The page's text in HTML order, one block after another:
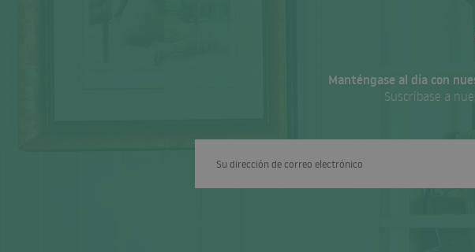
Manténgase al día con
Suscríbase a